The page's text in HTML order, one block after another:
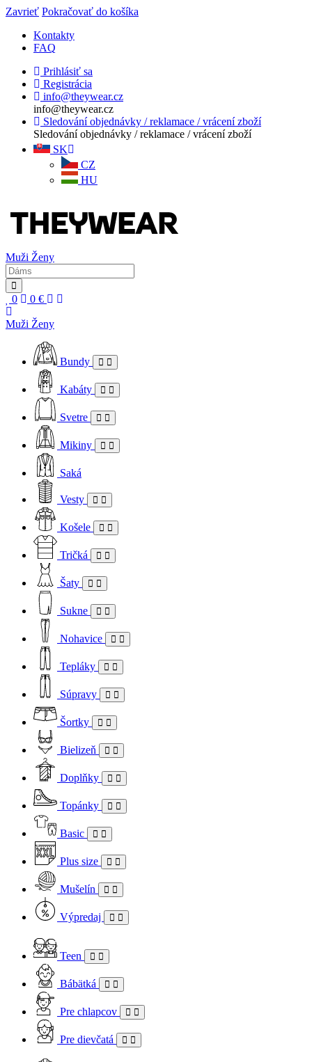
Zavrieť Pokračovať do košíka
Kontakty
FAQ
Prihlásiť sa
Registrácia
info@theywear.cz
info@theywear.cz
Sledování objednávky / reklamace / vrácení zboží
Sledování objednávky / reklamace / vrácení zboží
SK
CZ
HU
Muži Ženy
0 0 €
Muži Ženy
Bundy
Kabáty
Svetre
Mikiny
Saká
Vesty
Košele
Tričká
Šaty
Sukne
Nohavice
Tepláky
Súpravy
Šortky
Bielizeň
Doplňky
Topánky
Basic
Plus size
Mušelín
Výpredaj
Teen
Bábätká
Pre chlapcov
Pre dievčatá